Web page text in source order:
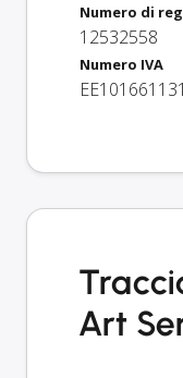
Numero di
12532558
Numero IVA
EE101661131
Art